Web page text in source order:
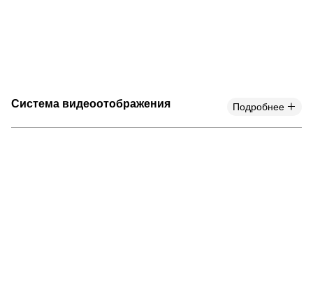
Система видеоотображения Подробнее